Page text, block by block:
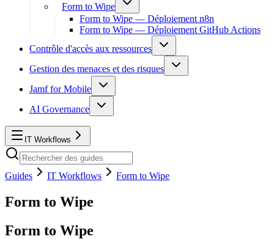
Form to Wipe
Form to Wipe — Déploiement n8n
Form to Wipe — Déploiement GitHub Actions
Contrôle d'accès aux ressources
Gestion des menaces et des risques
Jamf for Mobile
AI Governance
IT Workflows
Guides IT Workflows Form to Wipe
Form to Wipe
Form to Wipe